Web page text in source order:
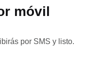
móvil
por SMS y listo.